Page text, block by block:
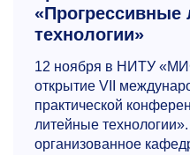
«Прогрессивные
технологии»
12 ноября в НИТУ
открытие VII
практической
литейные
организованное